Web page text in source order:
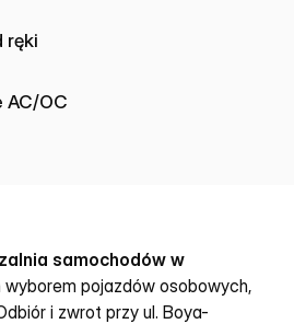
ręki
AC/OC
samochodów w
i zwrot przy ul. Boya-